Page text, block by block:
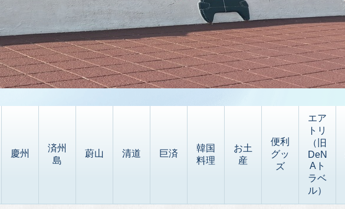
慶州
済州
島
蔚山 清道 巨済
韓国
料理
お土
産
便利
グッ
ズ
エア
トリ
（旧
DeN
Aト
ラベ
ル）